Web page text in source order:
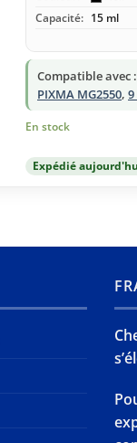
Capacité: 15 ml
Compatible avec :
PIXMA MG2550,
En stock
Expédié